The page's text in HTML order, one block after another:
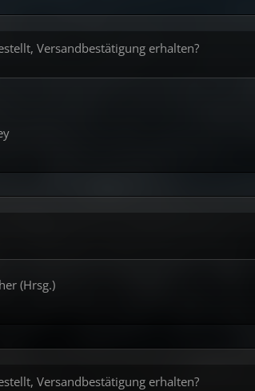
Versandbestätigung erhalten?
(Hrsg.)
Versandbestätigung erhalten?